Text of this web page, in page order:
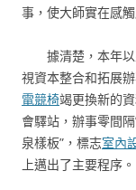
事，使大師實在感
據清楚，本年
視資本整合和拓展
電競椅竭更換新的
會驛站，辦事零間
泉樣板”，標志室內
上邁出了主要程序。